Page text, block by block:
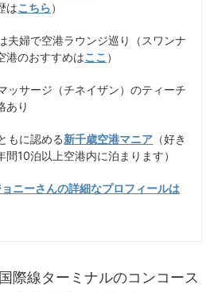
はこちら）
夫婦で空港ラウンジ巡り（スワンナ
港のおすすめはここ ）
ッサージ（チネイザン）のティーチ
あり
もに認める新千歳空港マニア （好き
間10泊以上空港内に泊まります）
ニーさんの詳細なプロフィールは
際線ターミナルのコンコース